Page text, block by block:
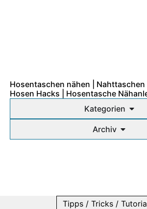
Hosentaschen nähen | Nahttaschen
Hosen Hacks | Hosentasche
Kategorien
Archiv
Tipps / Tricks /